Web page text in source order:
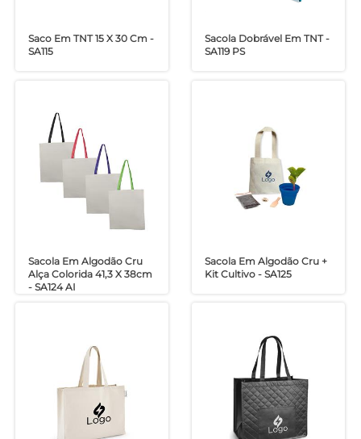
Saco Em TNT 15 X 30 Cm -
SA115
Sacola Dobrável Em TNT -
SA119 PS
Sacola Em Algodão Cru
Alça Colorida 41,3 X 38cm
- SA124 AI
Sacola Em Algodão Cru +
Kit Cultivo - SA125